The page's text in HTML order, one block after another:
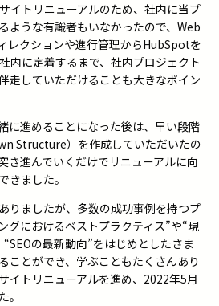
イトリニューアルのため、社内に当プ
ような有識者もいなかったので、Web
レクションや進行管理からHubSpotを
内に定着するまで、 社内プロジェクト
走していただけることも大きなポイン
に進めることになった後は、早い段階
Structure）を作成していただいたの
き進んでいくだけでリニューアルに向
きました。
りましたが、多数の成功事例を持つプ
グにおけるベストプラクティス”や“現
“SEOの最新動向”をはじめとしたさま
ことができ、学ぶこともたくさんあり
イトリニューアルを進め、2022年5月
。